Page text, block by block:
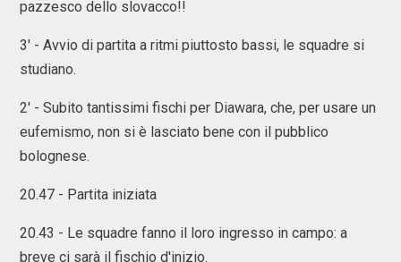
pazzesco dello slovacco!!
3' - Avvio di partita a ritmi piuttosto bassi, le squadre si
studiano.
2' - Subito tantissimi fischi per Diawara, che, per usare un
eufemismo, non si è lasciato bene con il pubblico
bolognese.
20.47 - Partita iniziata
20.43 - Le squadre fanno il loro ingresso in campo: a
breve ci sarà il fischio d'inizio.